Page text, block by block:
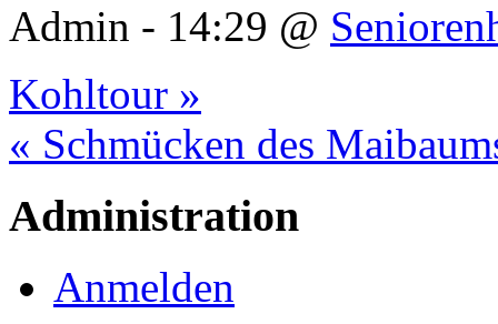
Admin - 14:29 @
Kohltour »
« Schmücken des
Administration
Anmelden